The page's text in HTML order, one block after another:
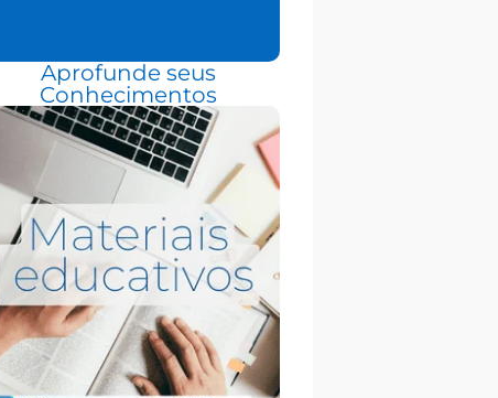
Aprofunde seus
Conhecimentos